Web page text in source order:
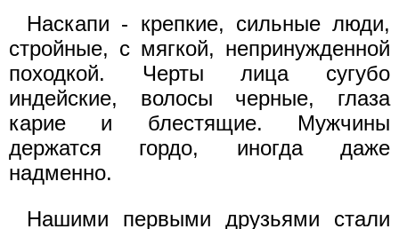
Наскапи - крепкие, сильные люди,
стройные, с мягкой, непринужденной
походкой. Черты лица сугубо
индейские, волосы черные, глаза
карие и блестящие. Мужчины
держатся гордо, иногда даже
надменно.
Нашими первыми друзьями стали